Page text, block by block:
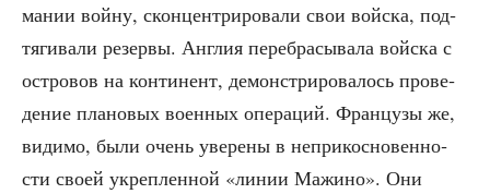
ма­нии вой­ну, скон­цен­три­ро­ва­ли свои вой­ска, под­
тя­ги­ва­ли резер­вы. Англия пере­бра­сы­ва­ла вой­ска с
ост­ро­вов на кон­ти­нент, демон­стри­ро­ва­лось про­ве­
де­ние пла­но­вых воен­ных опе­ра­ций. Фран­цу­зы же,
види­мо, были очень уве­ре­ны в непри­кос­но­вен­но­
сти сво­ей укреп­лен­ной «линии Мажи­но». Они